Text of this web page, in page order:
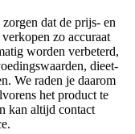
dat de prijs- en
zo accuraat
worden verbeterd,
dieet-
We raden je daarom
het product te
kan altijd contact